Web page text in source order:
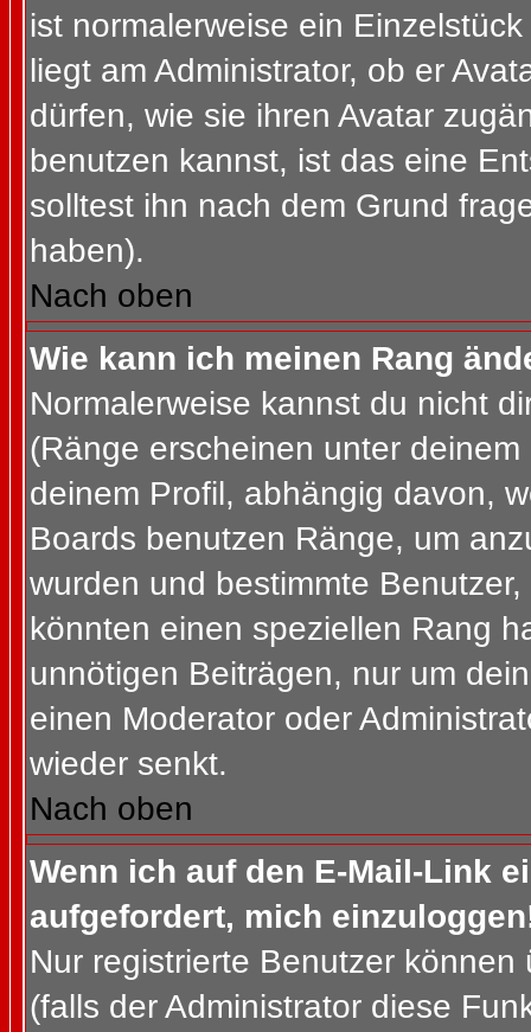
ist normalerweise ein
liegt am Administrator, ob er
dürfen, wie sie ihren Avatar
benutzen kannst, ist das eine
solltest ihn nach dem Grund
haben).
Nach oben
Wie kann ich meinen Rang
Normalerweise kannst du nicht
(Ränge erscheinen unter
deinem Profil, abhängig davon,
Boards benutzen Ränge, um
wurden und bestimmte
könnten einen speziellen Rang
unnötigen Beiträgen, nur um
einen Moderator oder
wieder senkt.
Nach oben
Wenn ich auf den E-Mail-Link
aufgefordert, mich
Nur registrierte Benutzer
(falls der Administrator diese